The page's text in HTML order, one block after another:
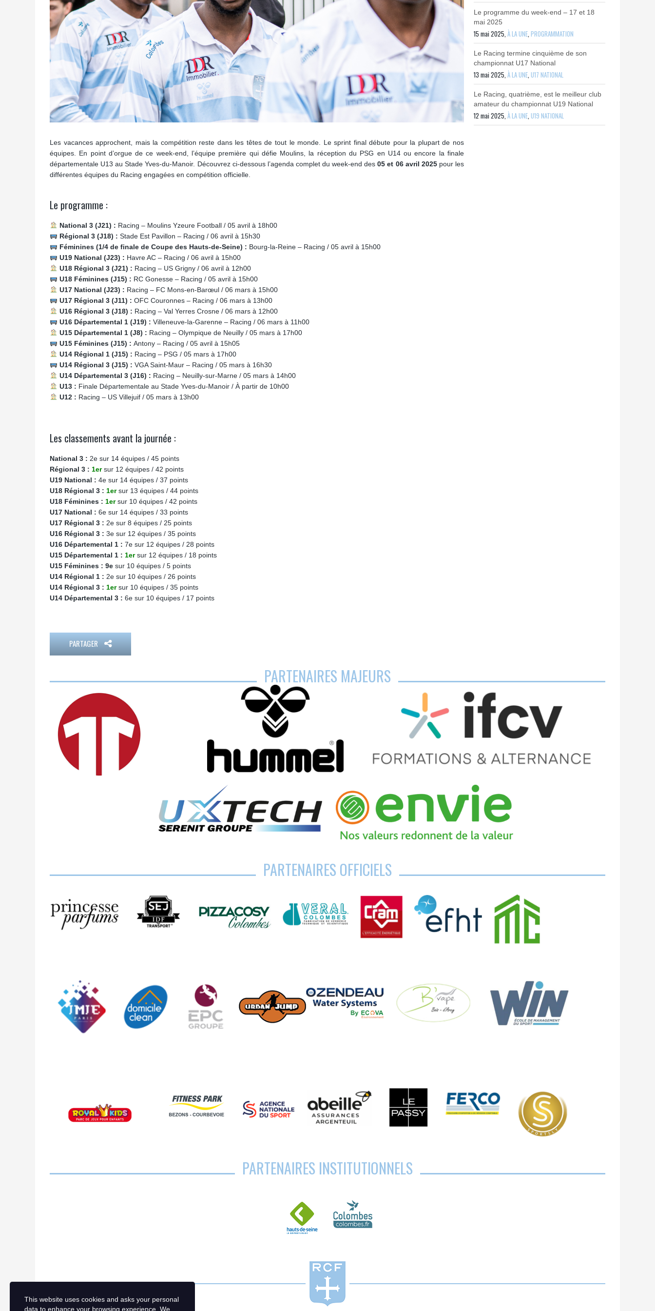
Les vacances approchent, mais la compétition reste dans les têtes de tout le monde. Le sprint final débute pour la plupart de nos
équipes. En point d’orgue de ce week-end, l’équipe première qui défie Moulins, la réception du PSG en U14 ou encore la finale
départementale U13 au Stade Yves-du-Manoir. Découvrez ci-dessous l’agenda complet du week-end des05 et 06 avril 2025pour les
différentes équipes du Racing engagées en compétition officielle.
Le programme :
National 3 (J21) : Racing – Moulins Yzeure Football / 05 avril à 18h00
Régional 3 (J18) : Stade Est Pavillon – Racing / 06 avril à 15h30
Féminines (1/4 de finale de Coupe des Hauts-de-Seine) : Bourg-la-Reine – Racing / 05 avril à 15h00
U19 National (J23) : Havre AC – Racing / 06 avril à 15h00
U18 Régional 3 (J21) : Racing – US Grigny / 06 avril à 12h00
U18 Féminines (J15) : RC Gonesse – Racing / 05 avril à 15h00
U17 National (J23) : Racing – FC Mons-en-Barœul / 06 mars à 15h00
U17 Régional 3 (J11) : OFC Couronnes – Racing / 06 mars à 13h00
U16 Régional 3 (J18) : Racing – Val Yerres Crosne / 06 mars à 12h00
U16 Départemental 1 (J19) : Villeneuve-la-Garenne – Racing / 06 mars à 11h00
U15 Départemental 1 (J8) : Racing – Olympique de Neuilly / 05 mars à 17h00
U15 Féminines (J15) : Antony – Racing / 05 avril à 15h05
U14 Régional 1 (J15) : Racing – PSG / 05 mars à 17h00
U14 Régional 3 (J15) : VGA Saint-Maur – Racing / 05 mars à 16h30
U14 Départemental 3 (J16) : Racing – Neuilly-sur-Marne / 05 mars à 14h00
U13 : Finale Départementale au Stade Yves-du-Manoir / À partir de 10h00
U12 : Racing – US Villejuif / 05 mars à 13h00
Les classements avant la journée :
National 3 : 2e sur 14 équipes / 45 points
Régional 3 : 1ersur 12 équipes / 42 points
U19 National : 4e sur 14 équipes / 37 points
U18 Régional 3 : 1ersur 13 équipes / 44 points
U18 Féminines : 1ersur 10 équipes / 42 points
U17 National : 6e sur 14 équipes / 33 points
U17 Régional 3 : 2e sur 8 équipes / 25 points
U16 Régional 3 : 3e sur 12 équipes / 35 points
U16 Départemental 1 : 7e sur 12 équipes / 28 points
U15 Départemental 1 : 1ersur 12 équipes / 18 points
U15 Féminines : 9e sur 10 équipes / 5 points
U14 Régional 1 : 2e sur 10 équipes / 26 points
U14 Régional 3 : 1ersur 10 équipes / 35 points
U14 Départemental 3 : 6e sur 10 équipes / 17 points
PARTAGER
Le programme du week-end – 17 et 18
mai 2025
15 mai 2025,À LA UNE,PROGRAMMATION
Le Racing termine cinquième de son
championnat U17 National
13 mai 2025,À LA UNE,U17 NATIONAL
Le Racing, quatrième, est le meilleur club
amateur du championnat U19 National
12 mai 2025,À LA UNE,U19 NATIONAL
PARTENAIRES MAJEURS
PARTENAIRES OFFICIELS
PARTENAIRES INSTITUTIONNELS
This website uses cookies and asks your personal
data to enhance your browsing experience. We